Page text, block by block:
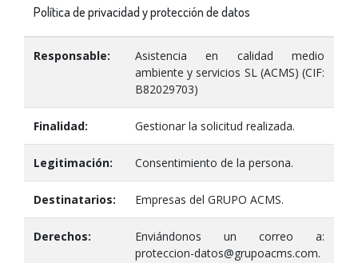
Política de privacidad y protección de datos
Responsable:
Asistencia en calidad medio
ambiente y servicios SL (ACMS) (CIF:
B82029703)
Finalidad: Gestionar la solicitud realizada.
Legitimación: Consentimiento de la persona.
Destinatarios: Empresas del GRUPO ACMS.
Derechos:
Enviándonos un correo a:
proteccion-datos@grupoacms.com.